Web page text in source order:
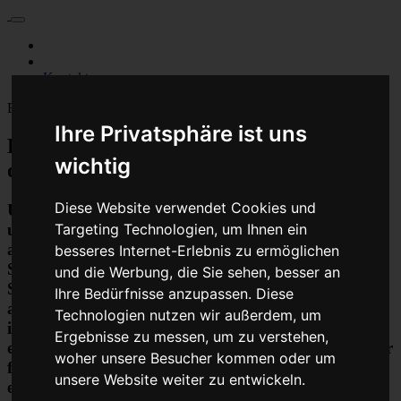
Ihre Privatsphäre ist uns
wichtig
Diese Website verwendet Cookies und
Targeting Technologien, um Ihnen ein
besseres Internet-Erlebnis zu ermöglichen
und die Werbung, die Sie sehen, besser an
Ihre Bedürfnisse anzupassen. Diese
Technologien nutzen wir außerdem, um
Ergebnisse zu messen, um zu verstehen,
woher unsere Besucher kommen oder um
unsere Website weiter zu entwickeln.
Kontakt
Fahrzeugmarken
Baumaschine Drosselklappen Reparatur
oder Austauschgerät KVA
Unser Betrieb steht für kostengünstige Prüfungen
und Reparaturen von Steuergeräten aller Art, unter
anderem von Motor-Steuergeräten, Airbag-
Steuergeräten, ABS-Steuergeräten uvm.
STEUBEL® verfügt dabei über viel Erfahrung und
ausgewiesene Expertise bei PKW-Steuergeräten und
insbesondere Motor-steuergeräte Reparaturen. So
ermöglicht STEUBEL® eine Steuergeräte Reparatur
für nahezu aller Hersteller und Fahrzeugarten - sei
es Motorrad oder LKW. Auch die Reparatur von